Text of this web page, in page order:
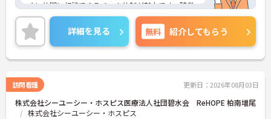
ぐに仲間に相談できるチーム体制が魅力です。残業
は全社平均残業月5時間程度と少なく、3日以上の連
続休暇で支援金が支給される独自の制度や、美容皮
膚科などの割引が受けられる福利厚生も充実してい
ます。ホスピスケアが初めてでも、充実した入社時
研修と資格取得支援制度を活用し、専門性を高めな
す。ご入居者さまの生きる喜びに寄り添いながらチ
ームで協力しながらより良いケアを提供したい方に
ぴったりの環境です。
詳細を見る 無料 紹介してもらう
訪問看護 更新日：2026年08月03日
株式会社シーユーシー・ホスピス医療法人社団碧水会 ReHOPE 柏南増尾
株式会社シーユーシー・ホスピス